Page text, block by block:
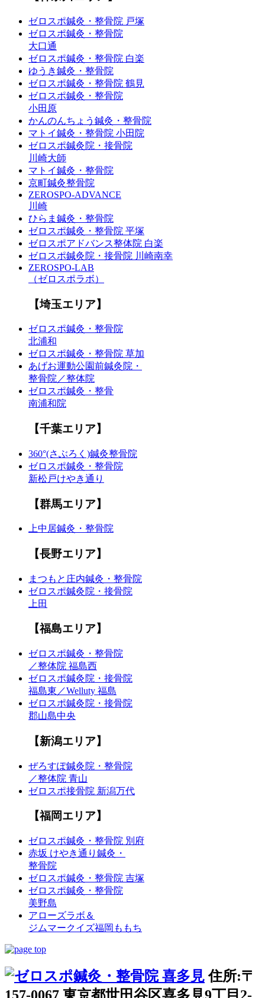
ゼロスポ鍼灸・整骨院 戸塚
ゼロスポ鍼灸・整骨院
大口通
ゼロスポ鍼灸・整骨院 白楽
ゆうき鍼灸・整骨院
ゼロスポ鍼灸・整骨院 鶴見
ゼロスポ鍼灸・整骨院
小田原
かんのんちょう鍼灸・整骨院
マトイ鍼灸・整骨院 小田院
ゼロスポ鍼灸院・接骨院
川崎大師
マトイ鍼灸・整骨院
京町鍼灸整骨院
ZEROSPO-ADVANCE
川崎
ひらま鍼灸・整骨院
ゼロスポ鍼灸・整骨院 平塚
ゼロスポアドバンス整体院 白楽
ゼロスポ鍼灸院・接骨院 川崎南幸
ZEROSPO-LAB
（ゼロスポラボ）
【埼玉エリア】
ゼロスポ鍼灸・整骨院
北浦和
ゼロスポ鍼灸・整骨院 草加
あげお運動公園前鍼灸院・
整骨院／整体院
ゼロスポ鍼灸・整骨
南浦和院
【千葉エリア】
360°(さぶろく)鍼灸整骨院
ゼロスポ鍼灸・整骨院
新松戸けやき通り
【群馬エリア】
上中居鍼灸・整骨院
【長野エリア】
まつもと庄内鍼灸・整骨院
ゼロスポ鍼灸院・接骨院
上田
【福島エリア】
ゼロスポ鍼灸・整骨院
／整体院 福島西
ゼロスポ鍼灸院・接骨院
福島東／Welluty 福島
ゼロスポ鍼灸院・接骨院
郡山島中央
【新潟エリア】
ぜろすぽ鍼灸院・整骨院
／整体院 青山
ゼロスポ接骨院 新潟万代
【福岡エリア】
ゼロスポ鍼灸・整骨院 別府
赤坂 けやき通り鍼灸・
整骨院
ゼロスポ鍼灸・整骨院 吉塚
ゼロスポ鍼灸・整骨院
美野島
アローズラボ＆
ジムマークイズ福岡ももち
住所:〒